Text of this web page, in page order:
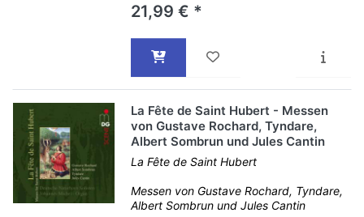
21,99 € *
La Fête de Saint Hubert - Messen
von Gustave Rochard, Tyndare,
Albert Sombrun und Jules Cantin
La Fête de Saint Hubert
Messen von Gustave Rochard, Tyndare,
Albert Sombrun und Jules Cantin